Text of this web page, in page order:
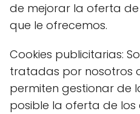
de mejorar la oferta
que le ofrecemos.
Cookies publicitarias:
tratadas por nosotros
permiten gestionar de
posible la oferta de